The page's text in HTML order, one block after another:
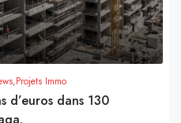
,Projets Immo
d’euros dans 130